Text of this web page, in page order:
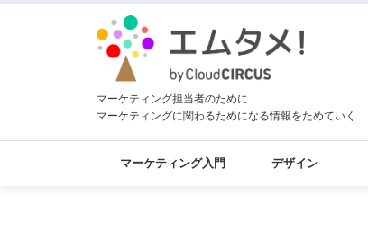
マーケティング担当者のために
マーケティングに関わるためになる情報をためていく
マーケティング入門 デザイン